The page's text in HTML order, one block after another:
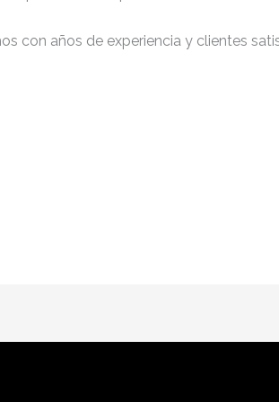
con años de experiencia y clientes